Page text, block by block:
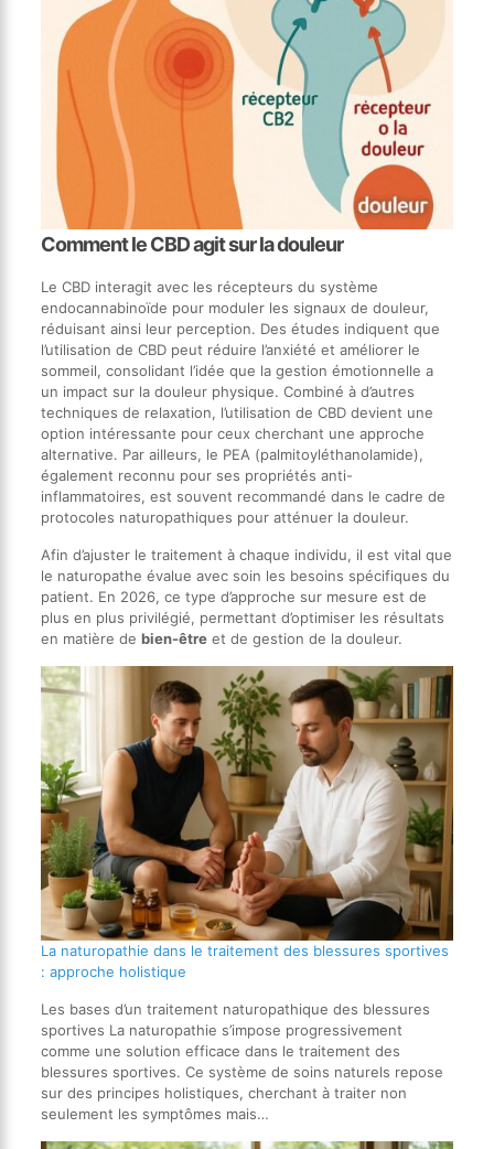
Comment le CBD agit sur la douleur
Le CBD interagit avec les récepteurs du système
endocannabinoïde pour moduler les signaux de douleur,
réduisant ainsi leur perception. Des études indiquent que
l’utilisation de CBD peut réduire l’anxiété et améliorer le
sommeil, consolidant l’idée que la gestion émotionnelle a
un impact sur la douleur physique. Combiné à d’autres
techniques de relaxation, l’utilisation de CBD devient une
option intéressante pour ceux cherchant une approche
alternative. Par ailleurs, le PEA (palmitoyléthanolamide),
également reconnu pour ses propriétés anti-
inflammatoires, est souvent recommandé dans le cadre de
protocoles naturopathiques pour atténuer la douleur.
Afin d’ajuster le traitement à chaque individu, il est vital que
le naturopathe évalue avec soin les besoins spécifiques du
patient. En 2026, ce type d’approche sur mesure est de
plus en plus privilégié, permettant d’optimiser les résultats
en matière de bien-êtreet de gestion de la douleur.
La naturopathie dans le traitement des blessures sportives
: approche holistique
Les bases d’un traitement naturopathique des blessures
sportives La naturopathie s’impose progressivement
comme une solution efficace dans le traitement des
blessures sportives. Ce système de soins naturels repose
sur des principes holistiques, cherchant à traiter non
seulement les symptômes mais…